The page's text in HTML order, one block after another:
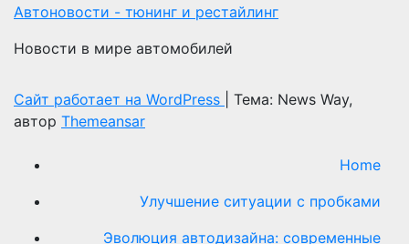
Автоновости - тюнинг и рестайлинг
Новости в мире автомобилей
Сайт работает на WordPress
Тема: News Way,
автор Themeansar
Home
Улучшение ситуации с пробками
Эволюция автодизайна: современные